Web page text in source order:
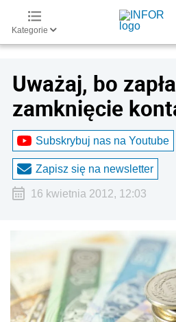
Kategorie
Uważaj, bo
zamknięcie
Subskrybuj nas na Youtube
Zapisz się na newsletter
16 kwietnia 2012, 12:03